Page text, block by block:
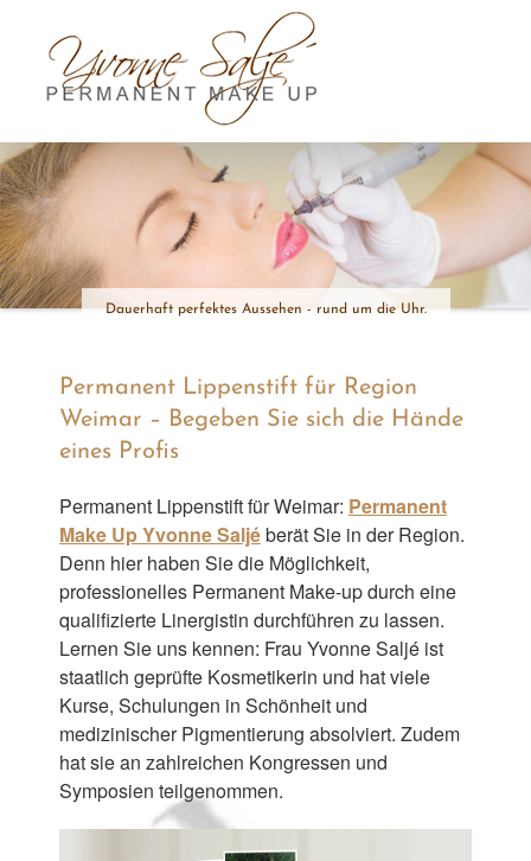
content
Dauerhaft perfektes Aussehen - rund um die Uhr.
Permanent Lippenstift für Region
Weimar – Begeben Sie sich die Hände
eines Profis
Permanent Lippenstift für Weimar: Permanent
Make Up Yvonne Saljéberät Sie in der Region.
Denn hier haben Sie die Möglichkeit,
professionelles Permanent Make-up durch eine
qualifizierte Linergistin durchführen zu lassen.
Lernen Sie uns kennen: Frau Yvonne Saljé ist
staatlich geprüfte Kosmetikerin und hat viele
Kurse, Schulungen in Schönheit und
medizinischer Pigmentierung absolviert. Zudem
hat sie an zahlreichen Kongressen und
Symposien teilgenommen.